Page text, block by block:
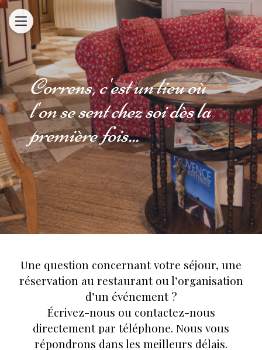
Correns, c'est un lieu où
l'on se sent chez soi dès la
première fois...
Une question concernant votre séjour, une
réservation au restaurant ou l’organisation
d’un événement ?
Écrivez-nous ou contactez-nous
directement par téléphone. Nous vous
répondrons dans les meilleurs délais.